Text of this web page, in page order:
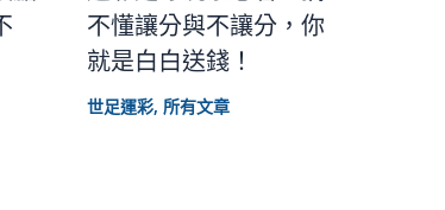
不懂讓分與不讓分，你
就是白白送錢！
世足運彩, 所有文章